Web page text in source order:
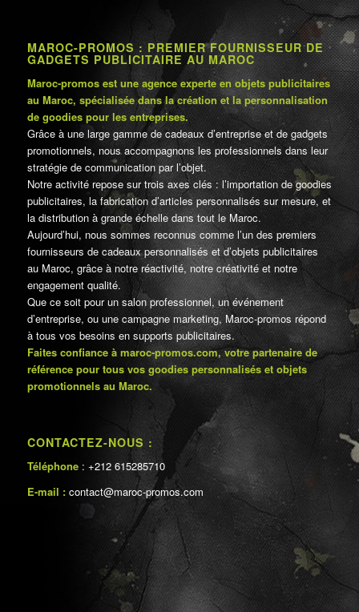
MAROC-PROMOS : PREMIER FOURNISSEUR DE
GADGETS PUBLICITAIRE AU MAROC
Maroc-promos est une agence experte en objets publicitaires
au Maroc, spécialisée dans la création et la personnalisation
de goodies pour les entreprises.
Grâce à une large gamme de cadeaux d’entreprise et de gadgets
promotionnels, nous accompagnons les professionnels dans leur
stratégie de communication par l’objet.
Notre activité repose sur trois axes clés : l’importation de goodies
publicitaires, la fabrication d’articles personnalisés sur mesure, et
la distribution à grande échelle dans tout le Maroc.
Aujourd’hui, nous sommes reconnus comme l’un des premiers
fournisseurs de cadeaux personnalisés et d’objets publicitaires
au Maroc, grâce à notre réactivité, notre créativité et notre
engagement qualité.
Que ce soit pour un salon professionnel, un événement
d’entreprise, ou une campagne marketing, Maroc-promos répond
à tous vos besoins en supports publicitaires.
Faites confiance à maroc-promos.com, votre partenaire de
référence pour tous vos goodies personnalisés et objets
promotionnels au Maroc.
CONTACTEZ-NOUS :
Téléphone : +212 615285710
E-mail : contact@maroc-promos.com